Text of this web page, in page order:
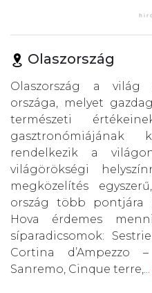
Olaszország
Olaszország a világ
országa, melyet
természeti
gasztronómiájának
rendelkezik a
világörökségi
megközelítés
ország több pontjára
Hova érdemes
síparadicsomok:
Cortina d’Ampezzo
Sanremo, Cinque terre,...